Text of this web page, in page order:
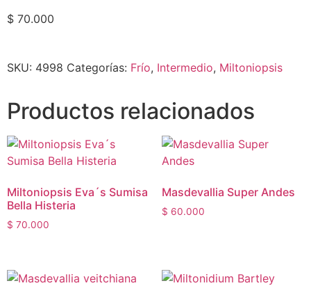
$ 70.000
SKU: 4998 Categorías: Frío, Intermedio, Miltoniopsis
Productos relacionados
Miltoniopsis Eva´s Sumisa
Bella Histeria
$ 70.000
Masdevallia Super Andes
$ 60.000